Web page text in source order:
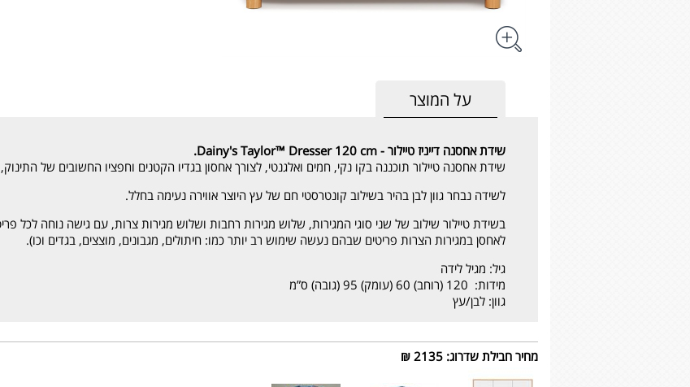
על המוצר
שידת אחסנה דייניז טיילור - Dainy's Taylor™ Dresser 120 cm.
שידת אחסנה טיילור תוכננה בקו נקי, חמים ואלגנטי, לצורך אחסון בגדיו הקטנים וחפציו החשובים של
לשידה נבחר גוון לבן בהיר בשילוב קונטרסטי חם של עץ היוצר אווירה נעימה בחלל.
בשידת טיילור שילוב של שני סוגי המגירות, שלוש מגירות רחבות ושלוש מגירות צרות, עם גישה נוחה לכל
לאחסן במגירות הצרות פריטים שבהם נעשה שימוש רב יותר כמו: חיתולים, מגבונים, מוצצים, בגדים וכו).
גיל: מגיל לידה
מידות: 120 (רוחב) 60 (עומק) 95 (גובה) ס”מ
גוון: לבן/עץ
מחיר חבילת שדרוג:
2135 ₪